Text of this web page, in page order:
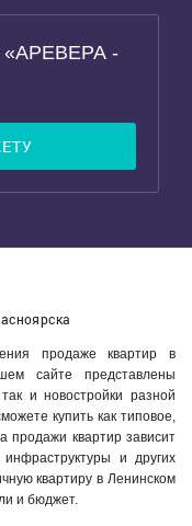
«АРЕВЕРА -
продаже квартир в
сайте представлены
и новостройки разной
купить как типовое,
продажи квартир зависит
и других
квартиру в Ленинском
и бюджет.